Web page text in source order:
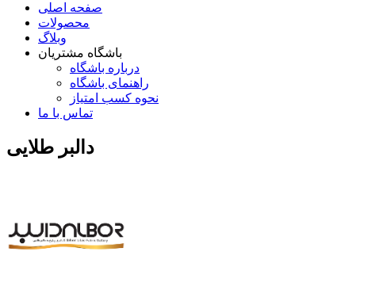
صفحه اصلی
محصولات
وبلاگ
باشگاه مشتریان
درباره باشگاه
راهنمای باشگاه
نحوه کسب امتیاز
تماس با ما
دالبر طلایی